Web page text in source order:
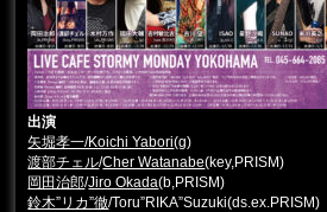
出演
矢堀孝一/Koichi Yabori(g)
渡部チェル/Cher Watanabe(key,PRISM)
岡田治郎/Jiro Okada(b,PRISM)
鈴木”リカ”徹/Toru”RIKA”Suzuki(ds.ex.PRISM)